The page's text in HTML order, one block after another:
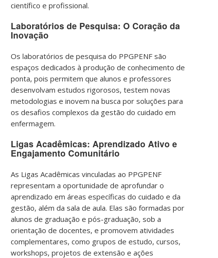
científico e profissional.
Laboratórios de Pesquisa: O Coração da
Inovação
Os laboratórios de pesquisa do PPGPENF são
espaços dedicados à produção de conhecimento de
ponta, pois permitem que alunos e professores
desenvolvam estudos rigorosos, testem novas
metodologias e inovem na busca por soluções para
os desafios complexos da gestão do cuidado em
enfermagem.
Ligas Acadêmicas: Aprendizado Ativo e
Engajamento Comunitário
As Ligas Acadêmicas vinculadas ao PPGPENF
representam a oportunidade de aprofundar o
aprendizado em áreas específicas do cuidado e da
gestão, além da sala de aula. Elas são formadas por
alunos de graduação e pós-graduação, sob a
orientação de docentes, e promovem atividades
complementares, como grupos de estudo, cursos,
workshops, projetos de extensão e ações